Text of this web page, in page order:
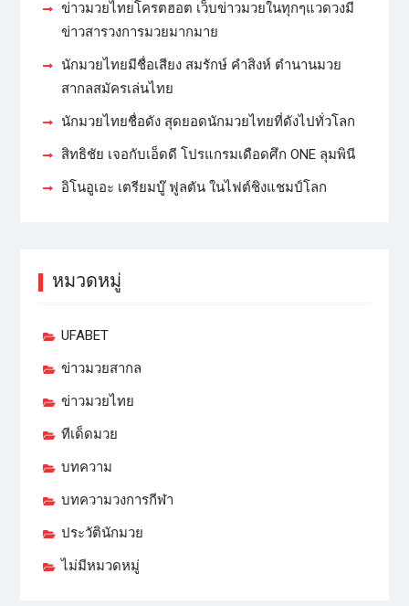
ข่าวมวยไทยโครตฮอต เว็บข่าวมวยในทุกๆแวดวงมี
ข่าวสารวงการมวยมากมาย
นักมวยไทยมีชื่อเสียง สมรักษ์ คำสิงห์ ตำนานมวย
สากลสมัครเล่นไทย
นักมวยไทยชื่อดัง สุดยอดนักมวยไทยที่ดังไปทั่วโลก
สิทธิชัย เจอกับเอ็ดดี โปรแกรมเดือดศึก ONE ลุมพินี
อิโนอูเอะ เตรียมบู๊ ฟูลตัน ในไฟต์ชิงแชมป์โลก
หมวดหมู่
UFABET
ข่าวมวยสากล
ข่าวมวยไทย
ทีเด็ดมวย
บทความ
บทความวงการกีฬา
ประวัตินักมวย
ไม่มีหมวดหมู่